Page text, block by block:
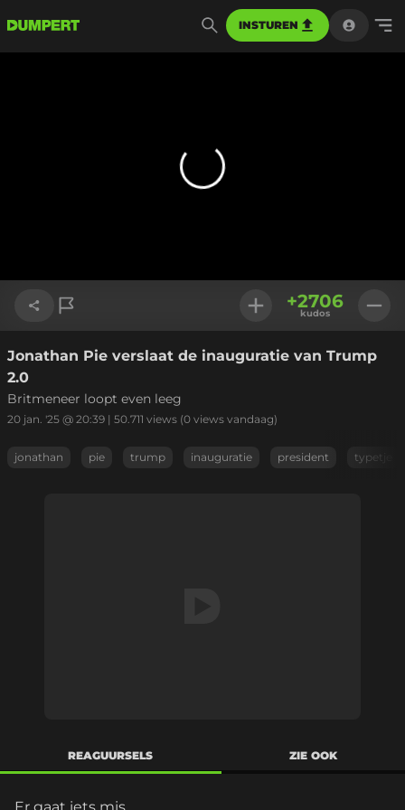
INSTUREN
Link kopiëren
+2706
kudos
Jonathan Pie verslaat de inauguratie van Trump
2.0
Britmeneer loopt even leeg
20 jan. '25 @ 20:39 | 50.711 views (0 views vandaag)
jonathan pie trump inauguratie president typetje
REAGUURSELS ZIE OOK